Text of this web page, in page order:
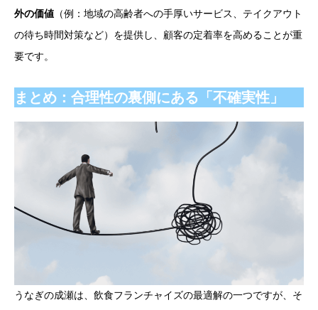
外の価値 （例：地域の高齢者への手厚いサービス、テイクアウト
の待ち時間対策など）を提供し、顧客の定着率を高めることが重
要です。
まとめ：合理性の裏側にある「不確実性」
うなぎの成瀬は、飲食フランチャイズの最適解の一つですが、そ